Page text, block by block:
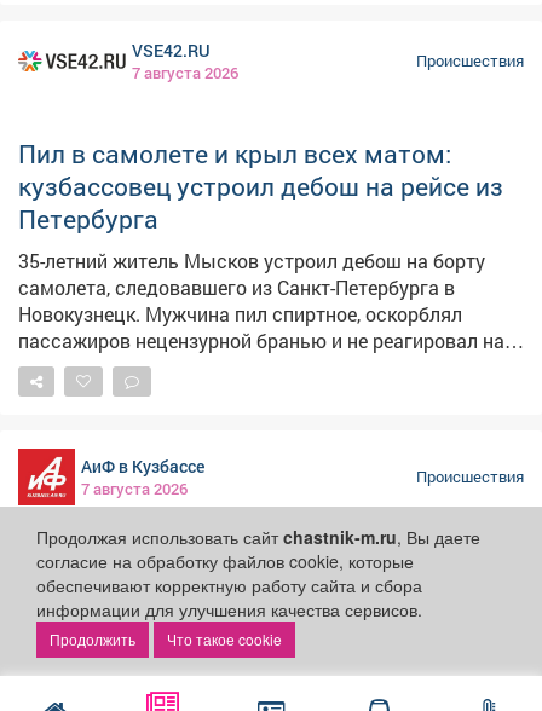
несовершеннолетнего, обвиняемого в участии в
международной террористической организации. По
видеоролики с призывами к вступлению в
международную террористическую организацию, чья
деятельность направлена на борьбу против
государственной власти и продвижение идеологии
неонацизма. Также он распространял призывы к
насилию, вербовал новых участников, информировал
о совершенных актах насилия и делился способами
изготовления взрывчатых веществ. Центральный
районный суд Кемерова продлил срок содержания
под стражей до 28 сентября 2026 года – чтобы
уничтожение доказательств и предупредить риск того,
что обвиняемый скроется от следствия и суда.
Адвокат подал апелляционную жалобу, однако
Кемеровский областной суд оставил постановление
без изменения, а жалобу – без удовлетворения. Об
этом сообщили в пресс-центре судов и УСД в
Кузбассе.
VSE42.RU
Пил в самолете и крыл всех матом:
кузбассовец устроил дебош на рейсе из
35-летний житель Мысков устроил дебош на борту
самолета, следовавшего из Санкт-Петербурга в
Новокузнецк. Мужчина пил спиртное, оскорблял
пассажиров нецензурной бранью и не реагировал на
замечания экипажа. Сообщение о неадекватном
пассажире поступило в линейный пункт полиции в
аэропорту Новокузнецка от диспетчера. Речь шла о
рейсе, вылетевшем из Санкт-Петербурга.
Представитель авиакомпании отказал 35-летнему
жителю Мысков в дальнейшем перелете из-за его
АиФ в Кузбассе Происшествия
Продолжая использовать сайтchastnik-m.ru, Вы даете
согласие на обработку файлов cookie, которые
обеспечивают корректную работу сайта и сбора
информации для улучшения качества сервисов.
Что такое cookie